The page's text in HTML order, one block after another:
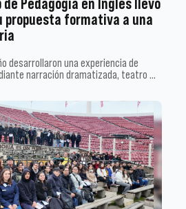
Pedagogía en Inglés llevó
propuesta formativa a una
desarrollaron una experiencia de
narración dramatizada, teatro …